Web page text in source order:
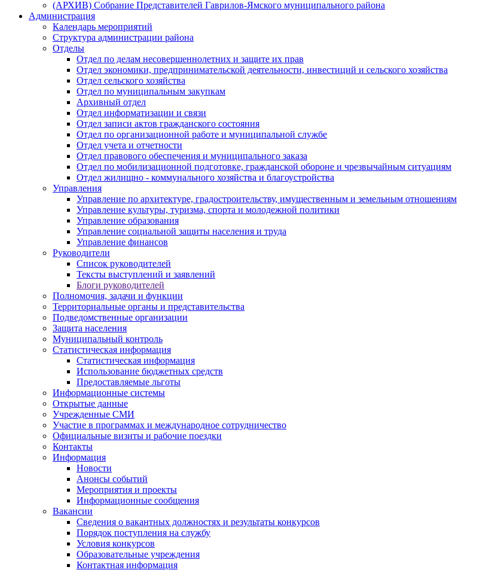
(АРХИВ) Собрание Представителей Гаврилов-Ямского муниципального района
Администрация
Календарь мероприятий
Структура администрации района
Отделы
Отдел по делам несовершеннолетних и защите их прав
Отдел экономики, предпринимательской деятельности, инвестиций и сельского хозяйства
Отдел сельского хозяйства
Отдел по муниципальным закупкам
Архивный отдел
Отдел информатизации и связи
Отдел записи актов гражданского состояния
Отдел по организационной работе и муниципальной службе
Отдел учета и отчетности
Отдел правового обеспечения и муниципального заказа
Отдел по мобилизационной подготовке, гражданской обороне и чрезвычайным ситуациям
Отдел жилищно - коммунального хозяйства и благоустройства
Управления
Управление по архитектуре, градостроительству, имущественным и земельным отношениям
Управление культуры, туризма, спорта и молодежной политики
Управление образования
Управление социальной защиты населения и труда
Управление финансов
Руководители
Список руководителей
Тексты выступлений и заявлений
Блоги руководителей
Полномочия, задачи и функции
Территориальные органы и представительства
Подведомственные организации
Защита населения
Муниципальный контроль
Статистическая информация
Статистическая информация
Использование бюджетных средств
Предоставляемые льготы
Информационные системы
Открытые данные
Учрежденные СМИ
Участие в программах и международное сотрудничество
Официальные визиты и рабочие поездки
Контакты
Информация
Новости
Анонсы событий
Мероприятия и проекты
Информационные сообщения
Вакансии
Сведения о вакантных должностях и результаты конкурсов
Порядок поступления на службу
Условия конкурсов
Образовательные учреждения
Контактная информация